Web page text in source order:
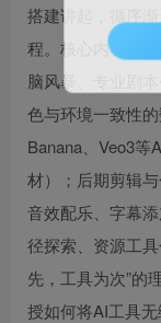
搭建讲起，循序
程。核心内容包
脑风暴、专业剧
色与环境一致性
Banana、Veo3
材）；后期剪辑
音效配乐、字幕
径探索、资源工
先，工具为次”的
授如何将AI工具